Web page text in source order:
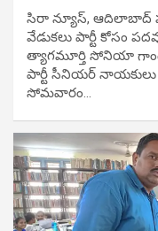
సిరా న్యూస్,
వేడుక‌లు పార్టీ కోసం
త్యాగమూర్తి సోనియా
పార్టీ సీనియ‌ర్ నాయ‌కులు
సోమవారం…